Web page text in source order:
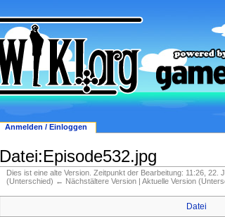
Datei:Episode532.jpg
Dies ist eine alte Version. Zeitpunkt der Bearbeitung: 11:26, 22.
(Unterschied) ← Nächstältere Version | Aktuelle Version
Datei
Anmelden / Einloggen